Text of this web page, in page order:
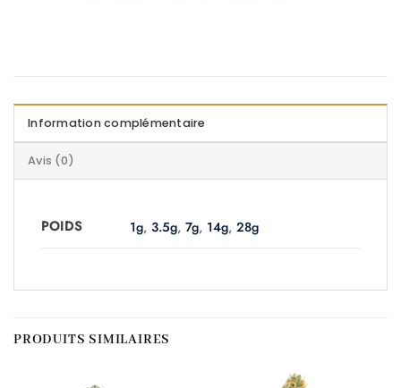
Information complémentaire
Avis (0)
POIDS 1g,3.5g,7g, 14g,28g
PRODUITS SIMILAIRES